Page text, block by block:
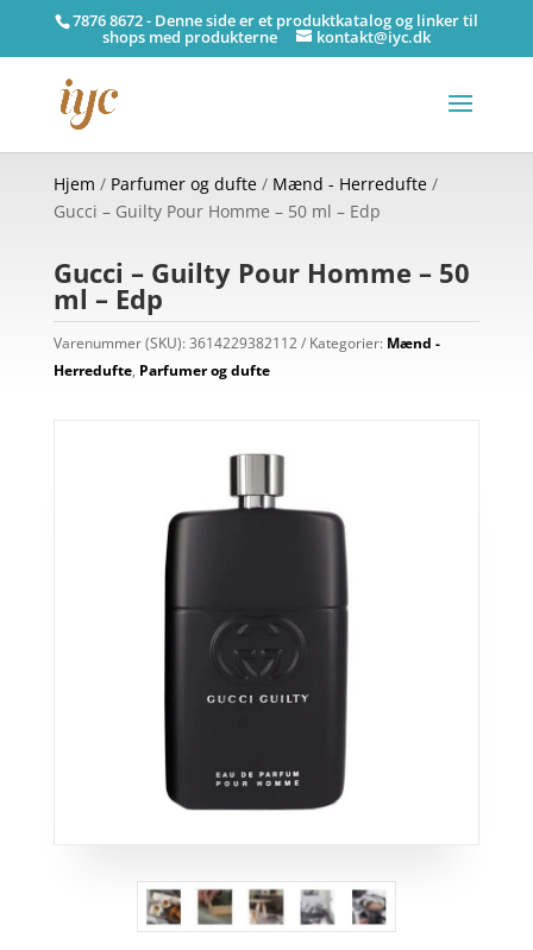
7876 8672 - Denne side er et produktkatalog og linker til
shops med produkterne kontakt@iyc.dk
Hjem / Parfumer og dufte/ Mænd - Herredufte/
Gucci – Guilty Pour Homme – 50 ml – Edp
Gucci – Guilty Pour Homme – 50
ml – Edp
Varenummer (SKU):3614229382112 Kategorier: Mænd -
Herredufte, Parfumer og dufte